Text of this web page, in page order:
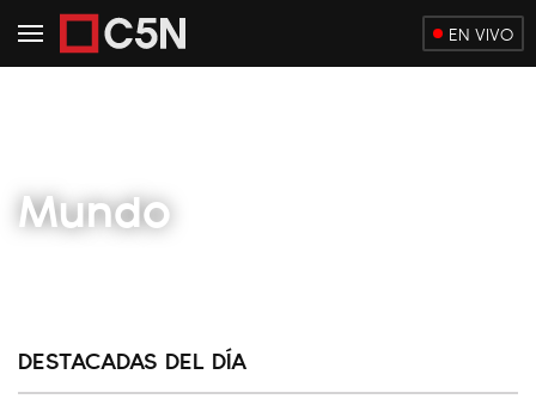
EN VIVO
Mundo
DESTACADAS DEL DÍA